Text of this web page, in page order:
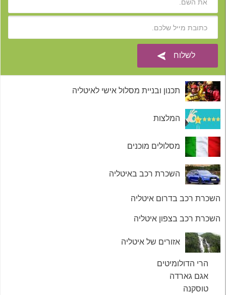
תכנון ובניית מסלול אישי לאיטליה
המלצות
מסלולים מוכנים
השכרת רכב באיטליה
השכרת רכב בדרום איטליה
השכרת רכב בצפון איטליה
אזורים של איטליה
הרי הדולומיטים
אגם גארדה
טוסקנה